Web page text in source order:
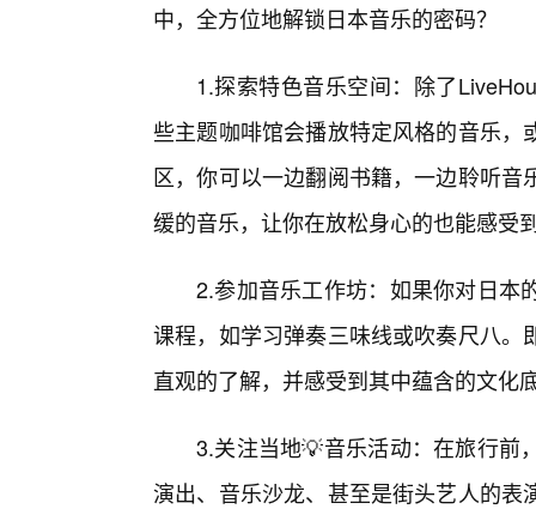
中，全方位地解锁日本音乐的密码？
1.探索特色音乐空间：除了
些主题咖啡馆会播放特定风格的音乐
区，你可以一边翻阅书籍，一边聆听
缓的音乐，让你在放松身心的也能感受
2.参加音乐工作坊：如果你对日本
课程，如学习弹奏三味线或吹奏尺八
直观的了解，并感受到其中蕴含的文化
3.关注当地💡音乐活动：在旅行前
演出、音乐沙龙、甚至是街头艺人的